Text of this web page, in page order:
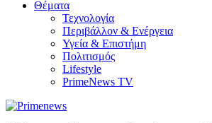
Θέματα
Τεχνολογία
Περιβάλλον & Ενέργεια
Υγεία & Επιστήμη
Πολιτισμός
Lifestyle
PrimeNews TV